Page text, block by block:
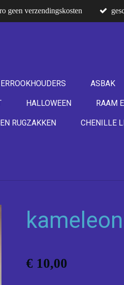
geen verzendingskosten
ASBAK
HALLOWEEN RAAM
RUGZAKKEN CHENILLE
€ 10,00